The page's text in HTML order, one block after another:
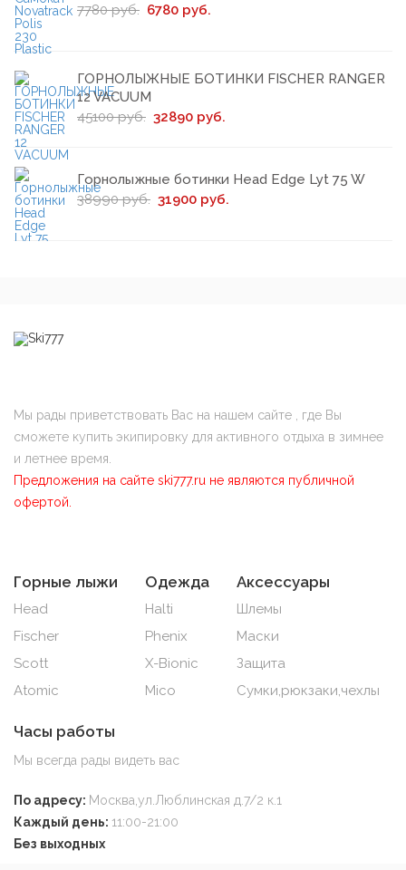
7780 руб. 6780 руб.
ГОРНОЛЫЖНЫЕ БОТИНКИ FISCHER RANGER
12 VACUUM
45100 руб. 32890 руб.
Горнолыжные ботинки Head Edge Lyt 75 W
38990 руб. 31900 руб.
Мы рады приветствовать Вас на нашем сайте , где Вы
сможете купить экипировку для активного отдыха в зимнее
и летнее время.
Предложения на сайте ski777.ru не являются публичной
офертой.
Горные лыжи
Head
Fischer
Scott
Atomic
Одежда
Halti
Phenix
X-Bionic
Mico
Аксессуары
Шлемы
Маски
Защита
Сумки,рюкзаки,чехлы
Часы работы
Мы всегда рады видеть вас
По адресу: Москва,ул.Люблинская д.7/2 к.1
Каждый день: 11:00-21:00
Без выходных